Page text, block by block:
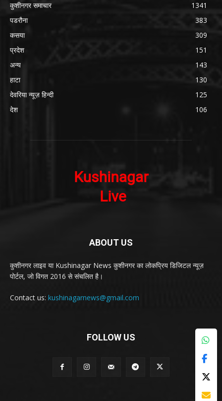
कुशीनगर समाचार
1341
पडरौना
383
कसया
309
प्रदेश
151
अन्य
143
हाटा
130
देवरिया न्यूज़ हिन्दी
125
देश
106
ABOUT US
कुशीनगर लाइव या Kushinagar News कुशीनगर का लोकप्रिय डिजिटल न्यूज़
पोर्टल, जो विगत 2016 से संचलित है।
Contact us: kushinagarnews@gmail.com
FOLLOW US